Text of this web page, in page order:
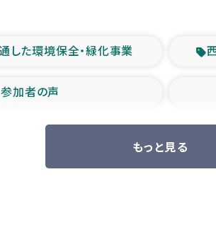
した環境保全・緑化事業
加者の声
援の時代
ル豪雨緊急支援
もっと見る